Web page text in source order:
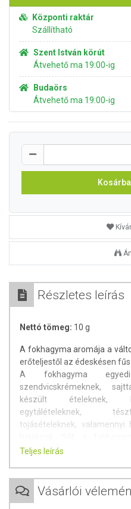
Központi raktár
Szállítható
Szent István körút
Átvehető ma 19:00-ig
Budaörs
Átvehető ma 19:00-ig
Részletes leírás
Nettó tömeg: 10 g
A fokhagyma aromája a
erőteljestől az édeskésen
A fokhagyma
szendvicskrémeknek,
készült ételeknek,
egytálételeknek,
tojásételeknek,
fogásokkal is, például
A fokhagyma fogyasztható
savanyított fokhagyma
Teljes leírás
Vásárlói